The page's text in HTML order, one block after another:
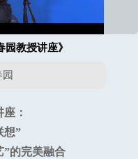
园教授讲座》
园
：
想”
的完美融合